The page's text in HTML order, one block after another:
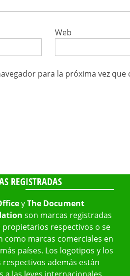
Web
para la próxima vez que
REGISTRADAS
yThe Document
son marcas registradas
propietarios respectivos o se
como marcas comerciales en
países. Los logotipos y los
respectivos además están